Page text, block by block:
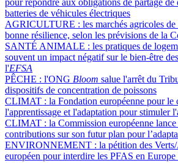
batteries de véhicules électriques
AGRICULTURE : les marchés agricoles
bonne résilience, selon les prévisions de la
SANTÉ ANIMALE : les pratiques de
souvent un impact négatif sur le bien-être
l'EFSA
PÊCHE : l'ONG Bloom salue l'arrêt du
dispositifs de concentration de poissons
CLIMAT : la Fondation européenne pour le
l'apprentissage et l'adaptation pour stimuler
CLIMAT : la Commission européenne
contributions sur son futur plan pour
ENVIRONNEMENT : la pétition des
européen pour interdire les PFAS en